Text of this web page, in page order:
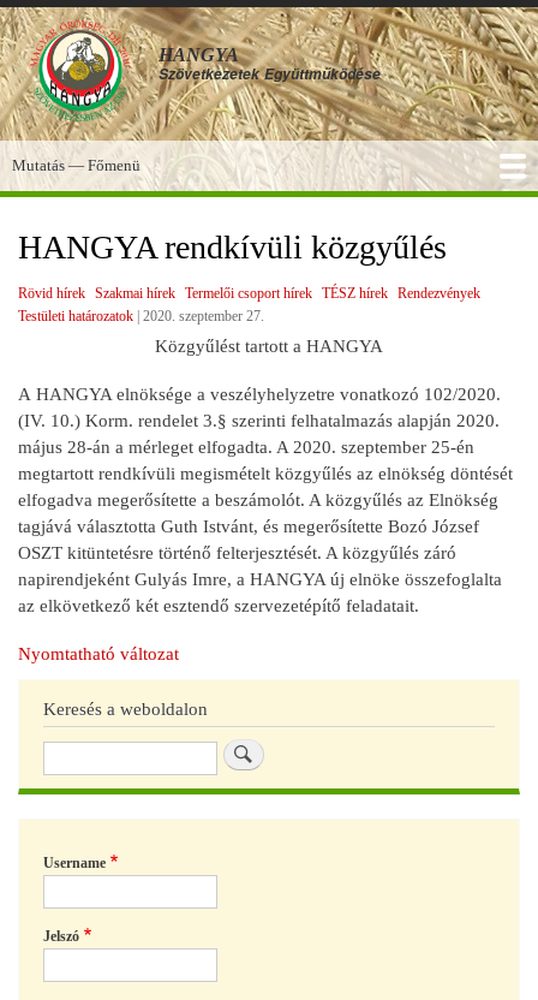
Ugrás
a
tartalomra
HANGYA
Szövetkezetek Együttműködése
Főmenü
Mutatás — Főmenü
HANGYA rendkívüli közgyűlés
Rövid hírek Szakmai hírek Termelői csoport hírek TÉSZ hírek Rendezvények
Testületi határozatok 2020. szeptember 27.
Közgyűlést tartott a HANGYA
A HANGYA elnöksége a veszélyhelyzetre vonatkozó 102/2020.
(IV. 10.) Korm. rendelet 3.§ szerinti felhatalmazás alapján 2020.
május 28-án a mérleget elfogadta. A 2020. szeptember 25-én
megtartott rendkívüli megismételt közgyűlés az elnökség döntését
elfogadva megerősítette a beszámolót. A közgyűlés az Elnökség
tagjává választotta Guth Istvánt, és megerősítette Bozó József
OSZT kitüntetésre történő felterjesztését. A közgyűlés záró
napirendjeként Gulyás Imre, a HANGYA új elnöke összefoglalta
az elkövetkező két esztendő szervezetépítő feladatait.
Nyomtatható változat
Keresés a weboldalon
Username
Jelszó